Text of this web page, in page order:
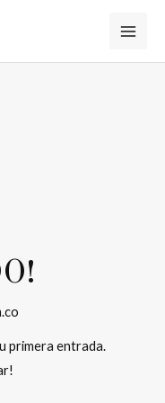
primera entrada.